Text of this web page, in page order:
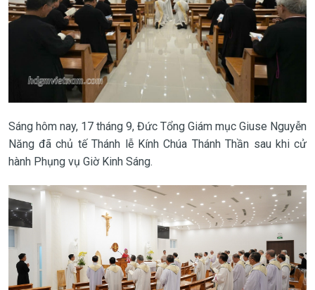
Sáng hôm nay, 17 tháng 9, Đức Tổng Giám mục Giuse Nguyễn
Năng đã chủ tế Thánh lễ Kính Chúa Thánh Thần sau khi cử
hành Phụng vụ Giờ Kinh Sáng.